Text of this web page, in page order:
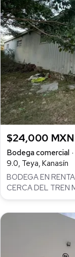
$24,000 MXN
Bodega comercial
9.0, Teya, Kanasín
BODEGA EN
CERCA DEL TREN